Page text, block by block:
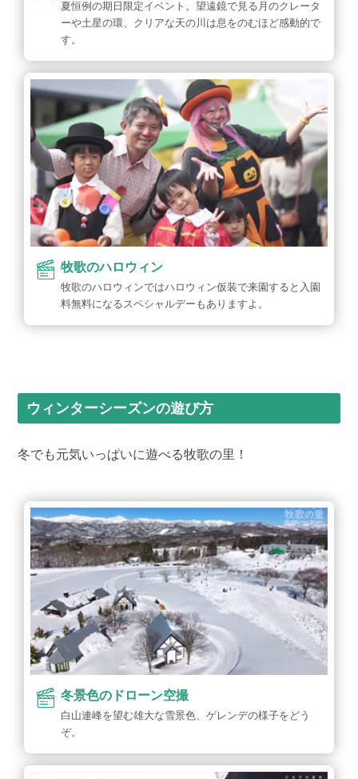
夏恒例の期日限定イベント。望遠鏡で見る月のクレータ
ーや土星の環、クリアな天の川は息をのむほど感動的で
す。
牧歌のハロウィン
牧歌のハロウィンではハロウィン仮装で来園すると入園
料無料になるスペシャルデーもありますよ。
ウィンターシーズンの遊び方
冬でも元気いっぱいに遊べる牧歌の里！
冬景色のドローン空撮
白山連峰を望む雄大な雪景色、ゲレンデの様子をどう
ぞ。